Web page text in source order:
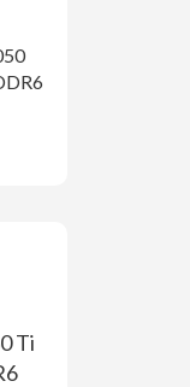
Ti